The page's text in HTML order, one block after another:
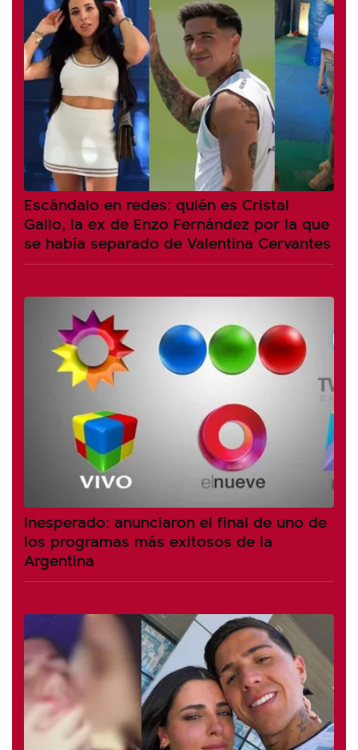
Escándalo en redes: quién es Cristal
Gallo, la ex de Enzo Fernández por la que
se había separado de Valentina Cervantes
Inesperado: anunciaron el final de uno de
los programas más exitosos de la
Argentina